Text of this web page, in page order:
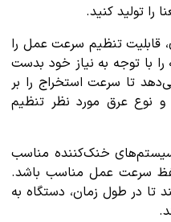
را تولید کنید.
قابلیت تنظیم سرعت عمل را
را با توجه به نیاز خود بدست
تا سرعت استخراج را بر
و نوع عرق مورد نظر تنظیم
سیستم‌های خنک‌کننده مناسب
حفظ سرعت عمل مناسب باشد.
تا در طول زمان، دستگاه به